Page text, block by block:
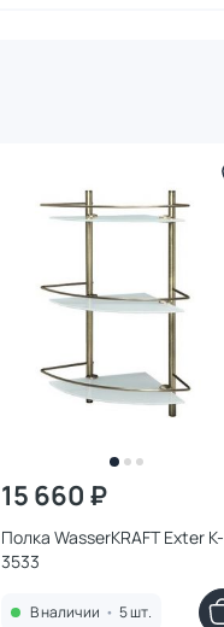
15 660 ₽
Полка WasserKRAFT Exter K-
3533
В наличии • 5 шт.